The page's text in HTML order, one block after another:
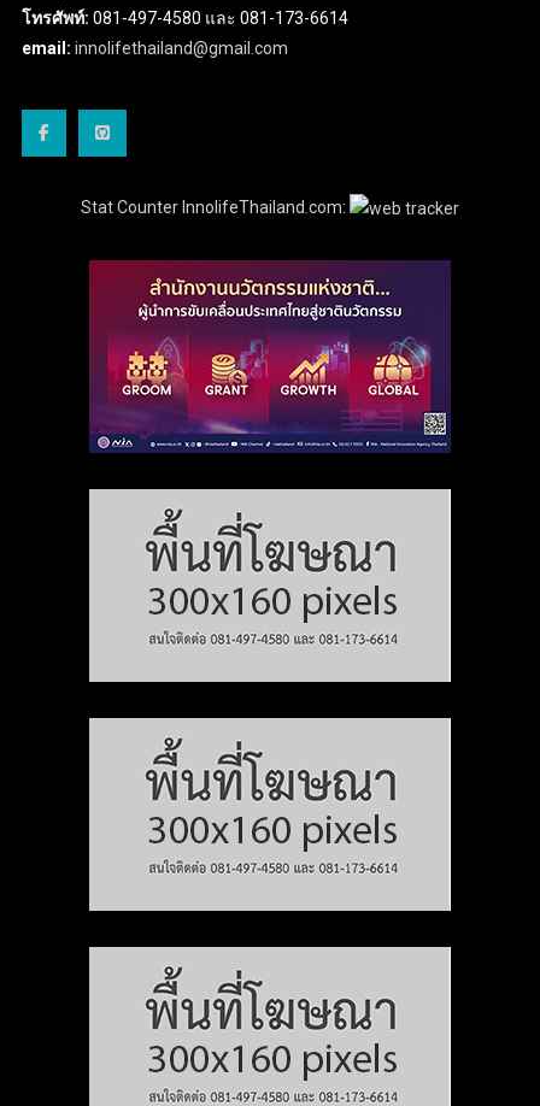
โทรศัพท์: 081-497-4580 และ 081-173-6614
email: innolifethailand@gmail.com
Stat Counter InnolifeThailand.com: